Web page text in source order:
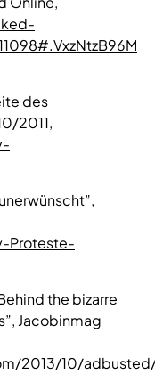
des
2011,
Proteste-
the bizarre
Jacobinmag
2013/10/